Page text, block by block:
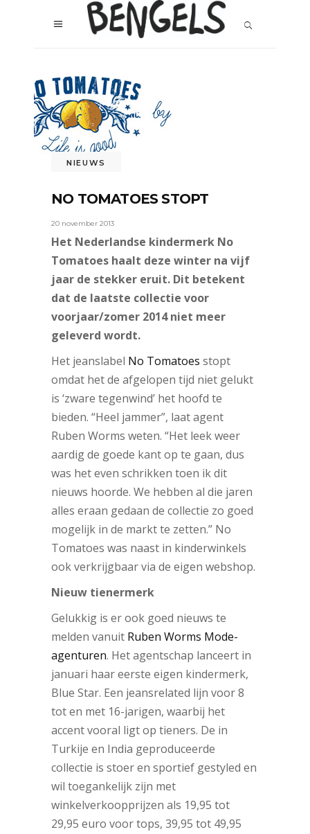
NIEUWS
NO TOMATOES STOPT
20 november 2013
Het Nederlandse kindermerk No
Tomatoes haalt deze winter na vijf
jaar de stekker eruit. Dit betekent
dat de laatste collectie voor
voorjaar/zomer 2014 niet meer
geleverd wordt.
Het jeanslabel No Tomatoes stopt
omdat het de afgelopen tijd niet gelukt
is ‘zware tegenwind’ het hoofd te
bieden. “Heel jammer”, laat agent
Ruben Worms weten. “Het leek weer
aardig de goede kant op te gaan, dus
was het even schrikken toen ik dit
nieuws hoorde. We hebben al die jaren
alles eraan gedaan de collectie zo goed
mogelijk in de markt te zetten.” No
Tomatoes was naast in kinderwinkels
ook verkrijgbaar via de eigen webshop.
Nieuw tienermerk
Gelukkig is er ook goed nieuws te
melden vanuit Ruben Worms Mode-
agenturen. Het agentschap lanceert in
januari haar eerste eigen kindermerk,
Blue Star. Een jeansrelated lijn voor 8
tot en met 16-jarigen, waarbij het
accent vooral ligt op tieners. De in
Turkije en India geproduceerde
collectie is stoer en sportief gestyled en
wil toegankelijk zijn met
winkelverkoopprijzen als 19,95 tot
29,95 euro voor tops, 39,95 tot 49,95